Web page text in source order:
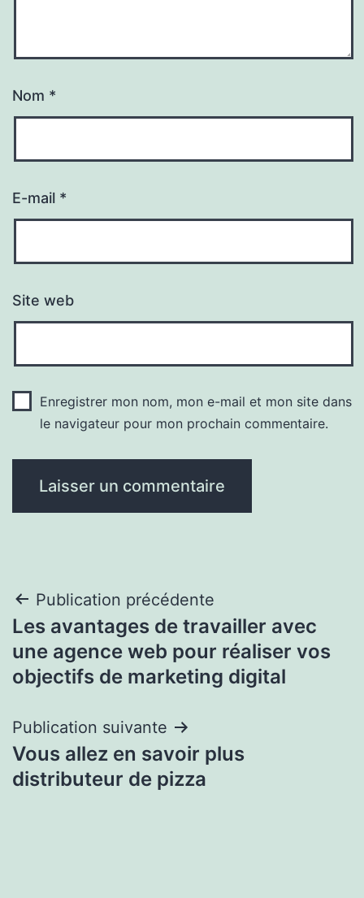
Nom *
E-mail *
Site web
Enregistrer mon nom, mon e-mail et mon site dans
le navigateur pour mon prochain commentaire.
Navigation
de
l’article
Publication précédente
Les avantages de travailler avec
une agence web pour réaliser vos
objectifs de marketing digital
Publication suivante
Vous allez en savoir plus
distributeur de pizza